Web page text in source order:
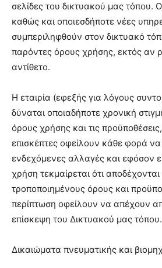
σελίδες του δικτυακού μας τόπου.
καθώς και οποιεσδήποτε νέες
συμπεριληφθούν στον δικτυακό
παρόντες όρους χρήσης, εκτός αν
αντίθετο.
Η εταιρία (εφεξής για λόγους
δύναται οποιαδήποτε χρονική
όρους χρήσης και τις
επισκέπτες οφείλουν κάθε φορά να
ενδεχόμενες αλλαγές και εφόσον
χρήση τεκμαίρεται ότι
τροποποιημένους όρους και
περίπτωση οφείλουν να απέχουν
επίσκεψη του Δικτυακού μας τόπου.
Δικαιώματα πνευματικής και